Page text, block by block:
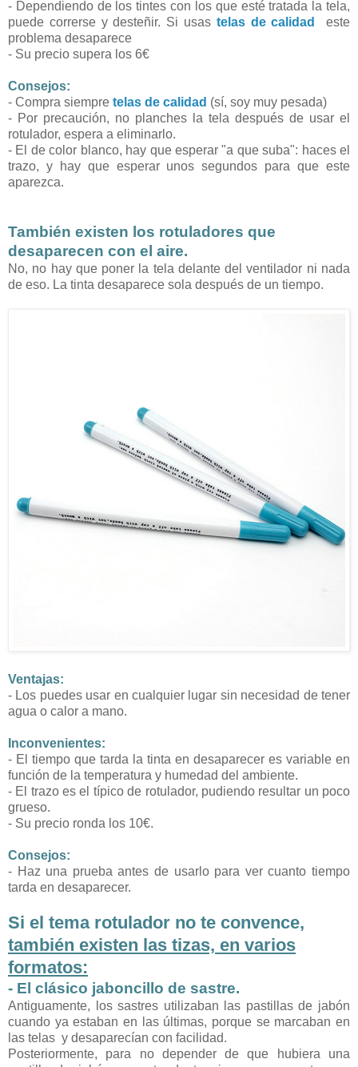
- Dependiendo de los tintes con los que esté tratada la tela,
puede correrse y desteñir. Si usas telas de calidad
este
problema desaparece
- Su precio supera los 6€
Consejos:
- Compra siempre telas de calidad (sí, soy muy pesada)
- Por precaución, no planches la tela después de usar el
rotulador, espera a eliminarlo.
- El de color blanco, hay que esperar "a que suba": haces el
trazo, y hay que esperar unos segundos para que este
aparezca.
También existen los rotuladores que
desaparecen con el aire.
No, no hay que poner la tela delante del ventilador ni nada
de eso. La tinta desaparece sola después de un tiempo.
Ventajas:
- Los puedes usar en cualquier lugar sin necesidad de tener
agua o calor a mano.
Inconvenientes:
- El tiempo que tarda la tinta en desaparecer es variable en
función de la temperatura y humedad del ambiente.
- El trazo es el típico de rotulador, pudiendo resultar un poco
grueso.
- Su precio ronda los 10€.
Consejos:
- Haz una prueba antes de usarlo para ver cuanto tiempo
tarda en desaparecer.
Si el tema rotulador no te convence,
también existen las tizas, en varios
formatos:
- El clásico jaboncillo de sastre.
Antiguamente, los sastres utilizaban las pastillas de jabón
cuando ya estaban en las últimas, porque se marcaban en
las telas y desaparecían con facilidad.
Posteriormente, para no depender de que hubiera una